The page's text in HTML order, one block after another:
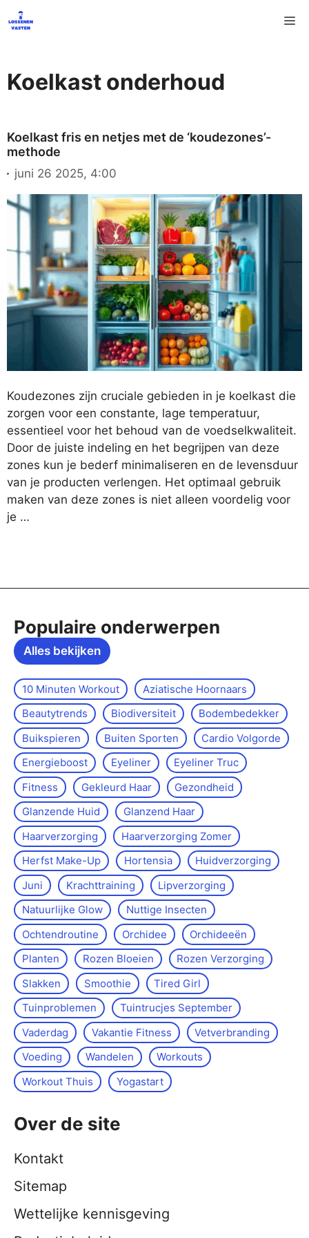
naar
Koelkast onderhoud
Koelkast fris en netjes met de ‘koudezones’-
methode
juni 26 2025, 4:00
Koudezones zijn cruciale gebieden in je koelkast die
zorgen voor een constante, lage temperatuur,
essentieel voor het behoud van de voedselkwaliteit.
Door de juiste indeling en het begrijpen van deze
zones kun je bederf minimaliseren en de levensduur
van je producten verlengen. Het optimaal gebruik
maken van deze zones is niet alleen voordelig voor
je …
Populaire onderwerpen
Alles bekijken
10 Minuten Workout
Aziatische Hoornaars
Beautytrends
Biodiversiteit
Bodembedekker
Buikspieren
Buiten Sporten
Cardio Volgorde
Energieboost
Eyeliner
Eyeliner Truc
Fitness
Gekleurd Haar
Gezondheid
Glanzende Huid
Glanzend Haar
Haarverzorging
Haarverzorging Zomer
Herfst Make-Up
Hortensia
Huidverzorging
Juni
Krachttraining
Lipverzorging
Natuurlijke Glow
Nuttige Insecten
Ochtendroutine
Orchidee
Orchideeën
Planten
Rozen Bloeien
Rozen Verzorging
Slakken
Smoothie
Tired Girl
Tuinproblemen
Tuintrucjes September
Vaderdag
Vakantie Fitness
Vetverbranding
Voeding
Wandelen
Workouts
Workout Thuis
Yoga­start
Over de site
Kontakt
Sitemap
Wettelijke kennisgeving